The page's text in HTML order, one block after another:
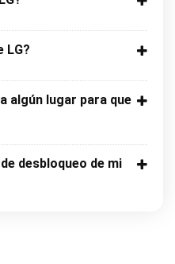
LG?
algún lugar para que
desbloqueo de mi